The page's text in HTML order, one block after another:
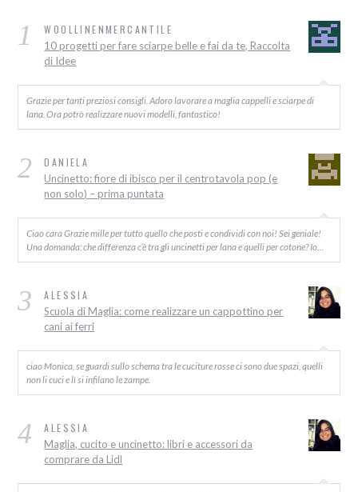
1 WOOLLINENMERCANTILE
10 progetti per fare sciarpe belle e fai da te, Raccolta
di Idee
Grazie per tanti preziosi consigli. Adoro lavorare a maglia cappelli e sciarpe di
lana. Ora potrò realizzare nuovi modelli, fantastico!
2 DANIELA
Uncinetto: fiore di ibisco per il centrotavola pop (e
non solo) – prima puntata
Ciao cara Grazie mille per tutto quello che posti e condividi con noi! Sei geniale!
Una domanda: che differenza c’è tra gli uncinetti per lana e quelli per cotone? Io…
3 ALESSIA
Scuola di Maglia: come realizzare un cappottino per
cani ai ferri
ciao Monica, se guardi sullo schema tra le cuciture rosse ci sono due spazi, quelli
non li cuci e lì si infilano le zampe.
4 ALESSIA
Maglia, cucito e uncinetto: libri e accessori da
comprare da Lidl